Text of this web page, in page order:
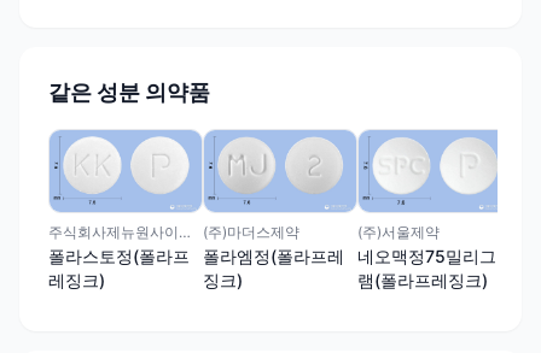
같은 성분 의약품
주식회사제뉴원사이언스
폴라스토정(폴라프
레징크)
(주)마더스제약
폴라엠정(폴라프레
징크)
(주)서울제약
네오맥정75밀리그
램(폴라프레징크)